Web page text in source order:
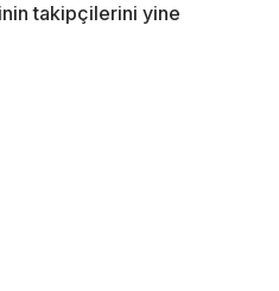
takipçilerini yine